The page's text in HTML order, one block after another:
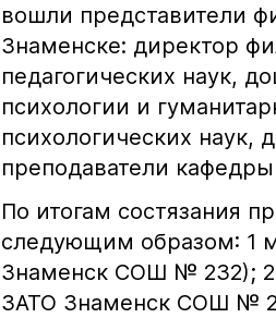
вошли представители
Знаменске: директор
педагогических наук,
психологии и
психологических наук,
преподаватели
По итогам состязания
следующим образом: 1
Знаменск СОШ № 232);
ЗАТО Знаменск СОШ №